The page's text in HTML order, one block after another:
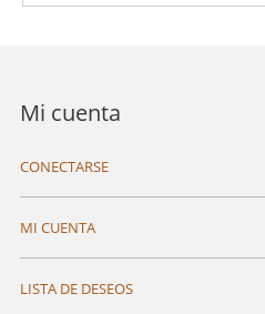
Mi cuenta
CONECTARSE
MI CUENTA
LISTA DE DESEOS